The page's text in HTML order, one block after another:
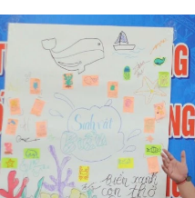
THỂ THAO
GIÁO DỤC
Y TẾ
KHOA HỌC - CÔNG NGHỆ
MÔI TRƯỜNG